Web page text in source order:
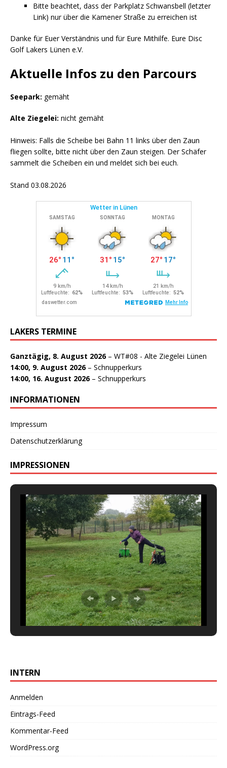
Bitte beachtet, dass der Parkplatz Schwansbell (letzter
Link) nur über die Kamener Straße zu erreichen ist
Danke für Euer Verständnis und für Eure Mithilfe. Eure Disc
Golf Lakers Lünen e.V.
Aktuelle Infos zu den Parcours
Seepark: gemäht
Alte Ziegelei: nicht gemäht
Hinweis: Falls die Scheibe bei Bahn 11 links über den Zaun
fliegen sollte, bitte nicht über den Zaun steigen. Der Schäfer
sammelt die Scheiben ein und meldet sich bei euch.
Stand 03.08.2026
LAKERS TERMINE
Ganztägig, 8. August 2026– WT#08 - Alte Ziegelei Lünen
14:00, 9. August 2026– Schnupperkurs
14:00, 16. August 2026– Schnupperkurs
INFORMATIONEN
Impressum
Datenschutzerklärung
IMPRESSIONEN
INTERN
Anmelden
Eintrags-Feed
Kommentar-Feed
WordPress.org